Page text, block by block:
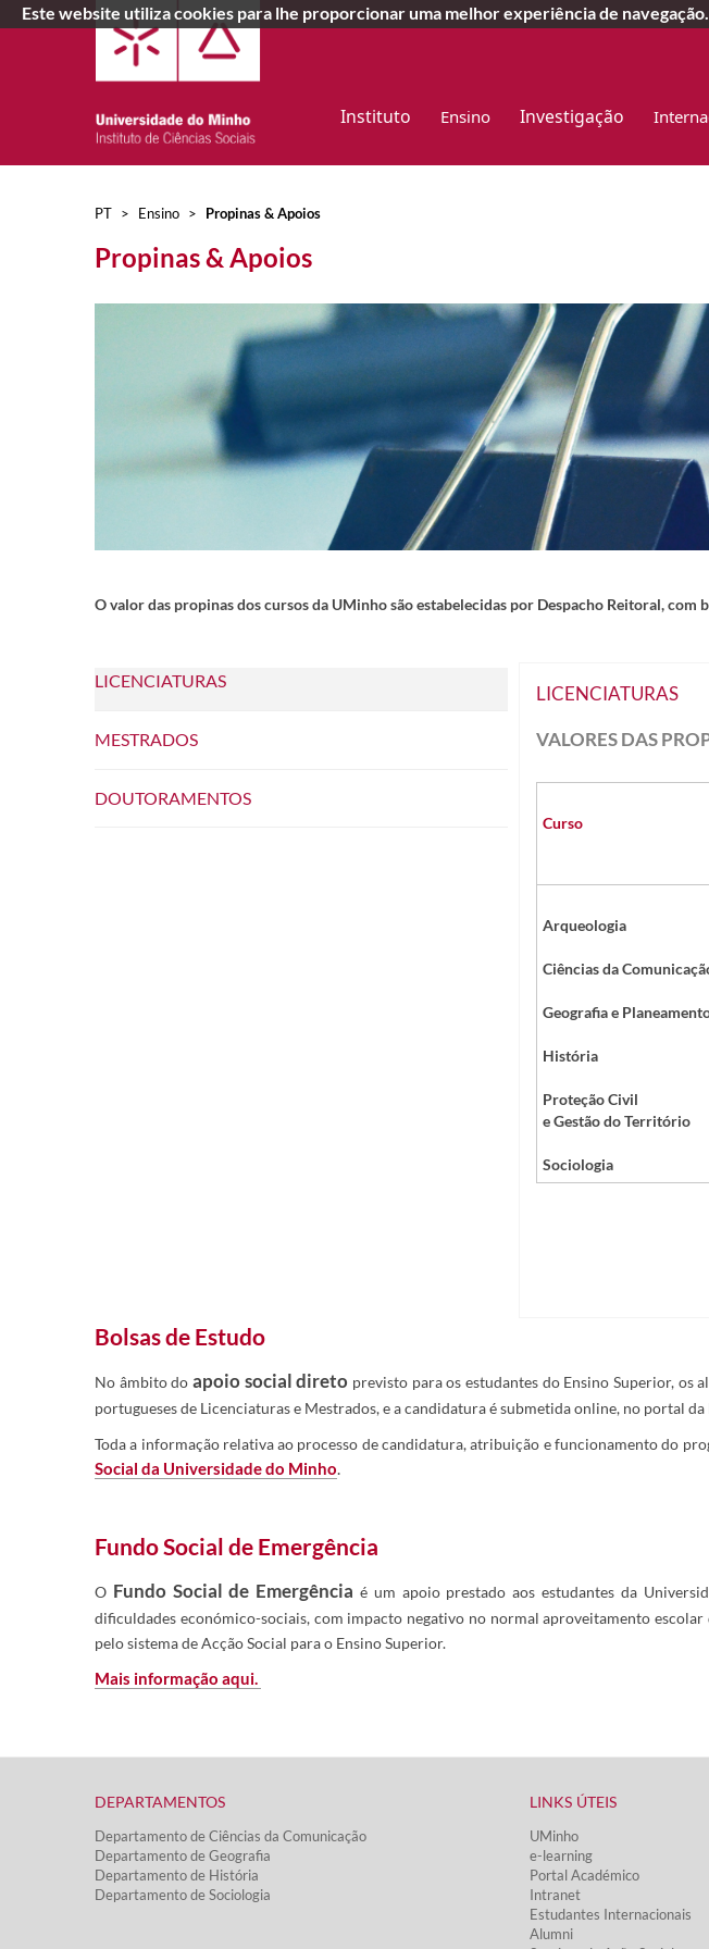
Instituto Ensino Investigação
PT > Ensino > Propinas & Apoios
Propinas & Apoios
O valor das propinas dos cursos da UMinho são estabelecidas por Despacho Reitoral,
LICENCIATURAS
MESTRADOS
DOUTORAMENTOS
LICENCIATURAS
VALORES DAS
Curso
Arqueologia​
Ciências da
Geografia e
História
​Proteção Civil
e Gestão do Território
Sociologia
Bolsas de Estudo
No âmbito do apoio social direto previsto para os estudantes do Ensino Superior, os
portugueses de Licenciaturas e Mestrados, e a candidatura é submetida online, no portal
Toda a informação relativa ao processo de candidatura, atribuição e funcionamento do
Social da Universidade do Minho.
Fundo Social de Emergência
O Fundo Social de Emergência​ é um apoio prestado aos​ estudantes da
dificuldades económico-sociais, com impacto negativo no normal aproveitamento
pelo sistema de Acção Social para o Ensino Superior.
Mais informação aqui. ​
DEPARTAMENTOS​
Departamento de Ciências da Comunicação
Departamento de Geografia
Departamento de História
Departamento de Sociologia
LINKS ÚTEIS​
UMinho
e-learning
Portal Académico
Intranet
Estudantes Inter​​nacionais
Alumni
Este website utiliza cookies para lhe proporcionar uma melhor experiência de navegação.